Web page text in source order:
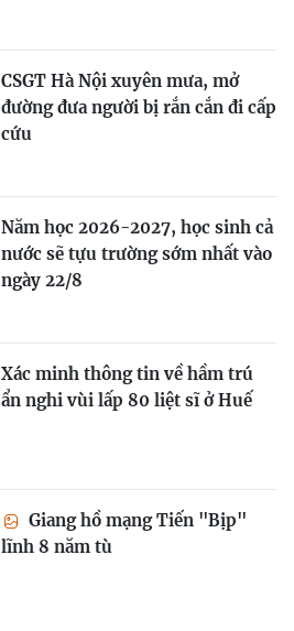
CSGT Hà Nội xuyên mưa, mở
đường đưa người bị rắn cắn đi cấp
cứu
Năm học 2026-2027, học sinh cả
nước sẽ tựu trường sớm nhất vào
ngày 22/8
Xác minh thông tin về hầm trú
ẩn nghi vùi lấp 80 liệt sĩ ở Huế
Giang hồ mạng Tiến "Bịp"
lĩnh 8 năm tù